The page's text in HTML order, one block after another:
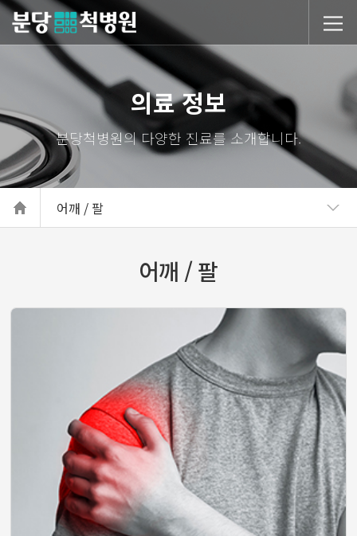
당척병원
의료 정보
어깨 / 팔
어깨 / 팔